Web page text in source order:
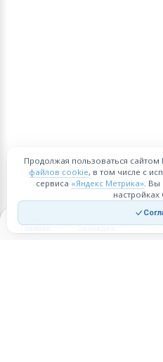
Главная Закладки
Продолжая пользоваться
файлов cookie, в том числе с
сервиса «Яндекс Метрика». Вы
настройках